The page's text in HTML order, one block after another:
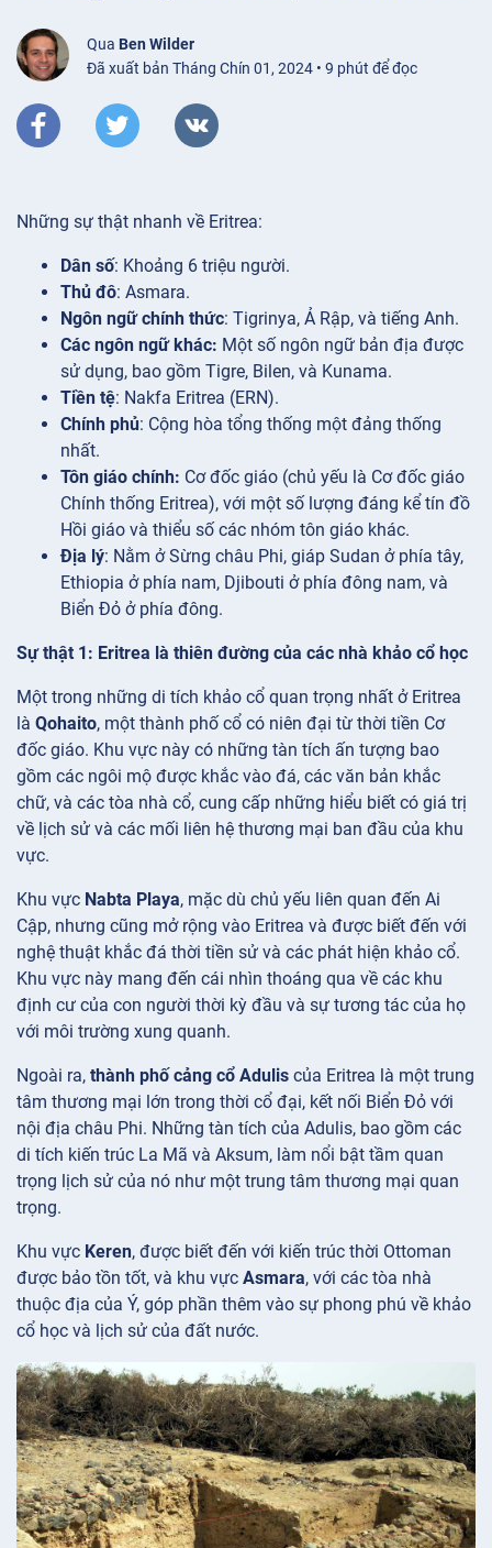
Qua Ben Wilder
Đã xuất bản Tháng Chín 01, 2024 • 9 phút để đọc
Những sự thật nhanh về Eritrea:
Dân số: Khoảng 6 triệu người.
Thủ đô: Asmara.
Ngôn ngữ chính thức: Tigrinya, Ả Rập, và tiếng Anh.
Các ngôn ngữ khác: Một số ngôn ngữ bản địa được
sử dụng, bao gồm Tigre, Bilen, và Kunama.
Tiền tệ: Nakfa Eritrea (ERN).
Chính phủ: Cộng hòa tổng thống một đảng thống
nhất.
Tôn giáo chính: Cơ đốc giáo (chủ yếu là Cơ đốc giáo
Chính thống Eritrea), với một số lượng đáng kể tín đồ
Hồi giáo và thiểu số các nhóm tôn giáo khác.
Địa lý: Nằm ở Sừng châu Phi, giáp Sudan ở phía tây,
Ethiopia ở phía nam, Djibouti ở phía đông nam, và
Biển Đỏ ở phía đông.
Sự thật 1: Eritrea là thiên đường của các nhà khảo cổ học
Một trong những di tích khảo cổ quan trọng nhất ở Eritrea
là Qohaito, một thành phố cổ có niên đại từ thời tiền Cơ
đốc giáo. Khu vực này có những tàn tích ấn tượng bao
gồm các ngôi mộ được khắc vào đá, các văn bản khắc
chữ, và các tòa nhà cổ, cung cấp những hiểu biết có giá trị
về lịch sử và các mối liên hệ thương mại ban đầu của khu
vực.
Khu vực Nabta Playa, mặc dù chủ yếu liên quan đến Ai
Cập, nhưng cũng mở rộng vào Eritrea và được biết đến với
nghệ thuật khắc đá thời tiền sử và các phát hiện khảo cổ.
Khu vực này mang đến cái nhìn thoáng qua về các khu
định cư của con người thời kỳ đầu và sự tương tác của họ
với môi trường xung quanh.
Ngoài ra, thành phố cảng cổ Adulis của Eritrea là một trung
tâm thương mại lớn trong thời cổ đại, kết nối Biển Đỏ với
nội địa châu Phi. Những tàn tích của Adulis, bao gồm các
di tích kiến trúc La Mã và Aksum, làm nổi bật tầm quan
trọng lịch sử của nó như một trung tâm thương mại quan
trọng.
Khu vực Keren, được biết đến với kiến trúc thời Ottoman
được bảo tồn tốt, và khu vực Asmara, với các tòa nhà
thuộc địa của Ý, góp phần thêm vào sự phong phú về khảo
cổ học và lịch sử của đất nước.